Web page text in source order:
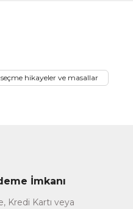
farklı alternatifler olmalı.
hikayeler ve masallar
İmkanı
Kredi Kartı veya